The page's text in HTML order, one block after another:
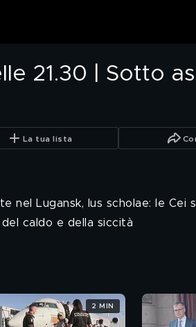
21.30 | Sotto
La tua lista
nel Lugansk, Ius scholae: le Cei
caldo e della siccità
2 MIN